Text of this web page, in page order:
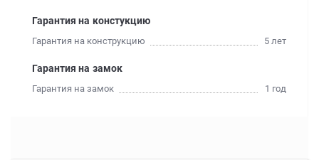
Гарантия на констукцию
Гарантия на конструкцию 5 лет
Гарантия на замок
Гарантия на замок 1 год